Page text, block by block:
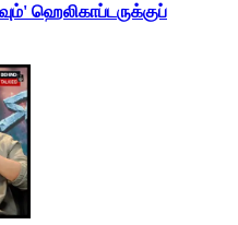
ஹெலிகாப்டருக்குப்